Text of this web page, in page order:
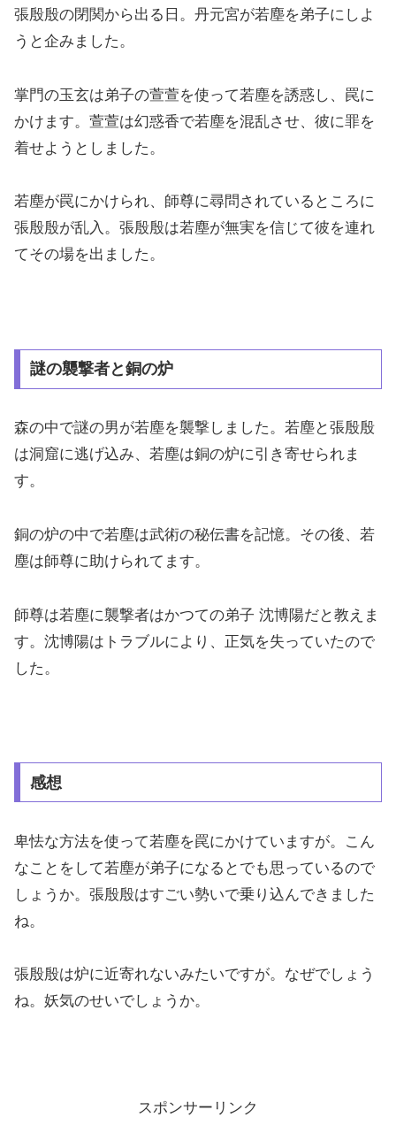
張殷殷の閉関から出る日。丹元宮が若塵を弟子にしよ
うと企みました。
掌門の玉玄は弟子の萱萱を使って若塵を誘惑し、罠に
かけます。萱萱は幻惑香で若塵を混乱させ、彼に罪を
着せようとしました。
若塵が罠にかけられ、師尊に尋問されているところに
張殷殷が乱入。張殷殷は若塵が無実を信じて彼を連れ
てその場を出ました。
謎の襲撃者と銅の炉
森の中で謎の男が若塵を襲撃しました。若塵と張殷殷
は洞窟に逃げ込み、若塵は銅の炉に引き寄せられま
す。
銅の炉の中で若塵は武術の秘伝書を記憶。その後、若
塵は師尊に助けられてます。
師尊は若塵に襲撃者はかつての弟子 沈博陽だと教えま
す。沈博陽はトラブルにより、正気を失っていたので
した。
感想
卑怯な方法を使って若塵を罠にかけていますが。こん
なことをして若塵が弟子になるとでも思っているので
しょうか。張殷殷はすごい勢いで乗り込んできました
ね。
張殷殷は炉に近寄れないみたいですが。なぜでしょう
ね。妖気のせいでしょうか。
スポンサーリンク